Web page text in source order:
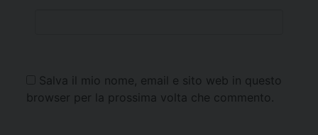
Salva il mio nome, email e sito web in questo
browser per la prossima volta che commento.